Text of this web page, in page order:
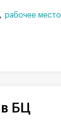
рабочее место